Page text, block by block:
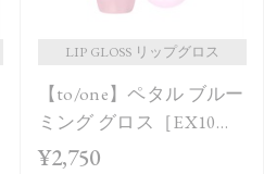
LIP GLOSS リップグロス
【to/one】ペタル ブルー
ミング グロス［EX10］
＜Holiday Collection＞
¥2,750